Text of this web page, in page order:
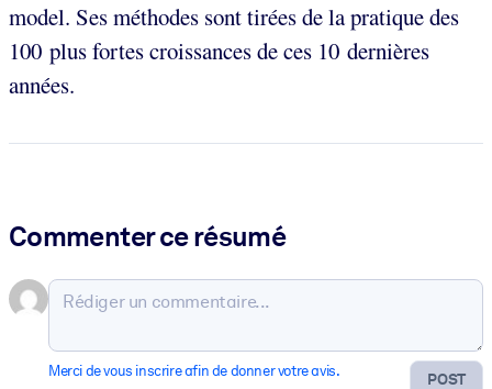
model. Ses méthodes sont tirées de la pratique des
100 plus fortes croissances de ces 10 dernières
années.
Commenter ce résumé
POST
Merci de vous inscrire afin de donner votre avis.